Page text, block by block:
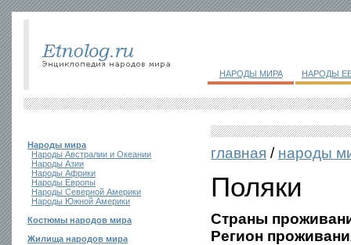
НАРОДЫ МИРА НАРОДЫ
Народы мира
Народы Австралии и Океании
Народы Азии
Народы Африки
Народы Европы
Народы Северной Америки
Народы Южной Америки
Костюмы народов мира
Жилища народов мира
главная / народы
Поляки
Страны
Регион